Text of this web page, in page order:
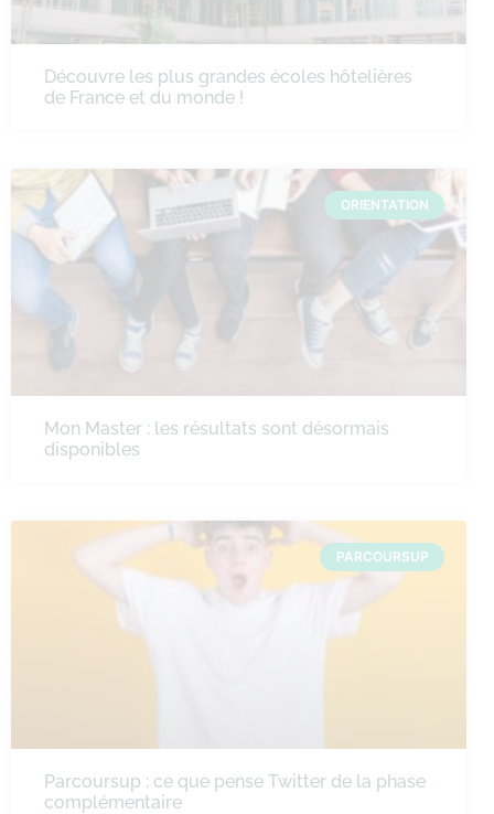
Découvre les plus grandes écoles hôtelières
de France et du monde !
ORIENTATION
Mon Master : les résultats sont désormais
disponibles
PARCOURSUP
Parcoursup : ce que pense Twitter de la phase
complémentaire